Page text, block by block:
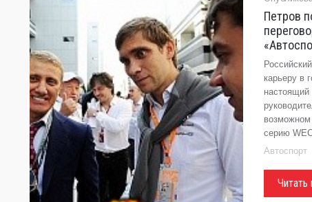
Петров
карьеру в
настоящий
серию
Автоспорт
Читать